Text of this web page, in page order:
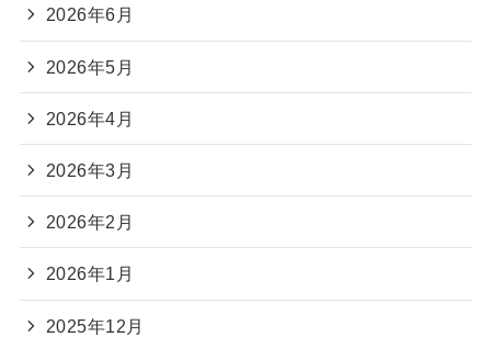
2026年6月
2026年5月
2026年4月
2026年3月
2026年2月
2026年1月
2025年12月